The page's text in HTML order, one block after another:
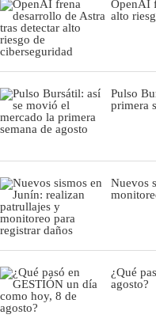
OpenAI
alto
Pulso
primera
Nuevos
¿Qué
agosto?